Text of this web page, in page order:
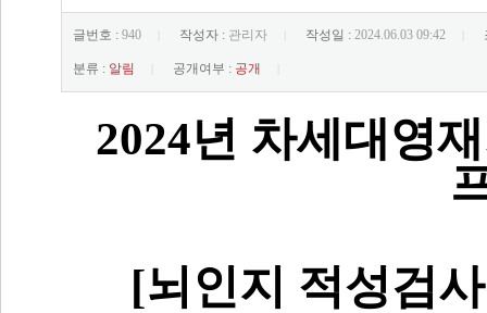
글번호 : 940 작성자 : 관리자 작성일 : 2024.06.03 09:42
분류 : 알림 공개여부 : 공개
2024년 차세대영
[뇌인지 적성검